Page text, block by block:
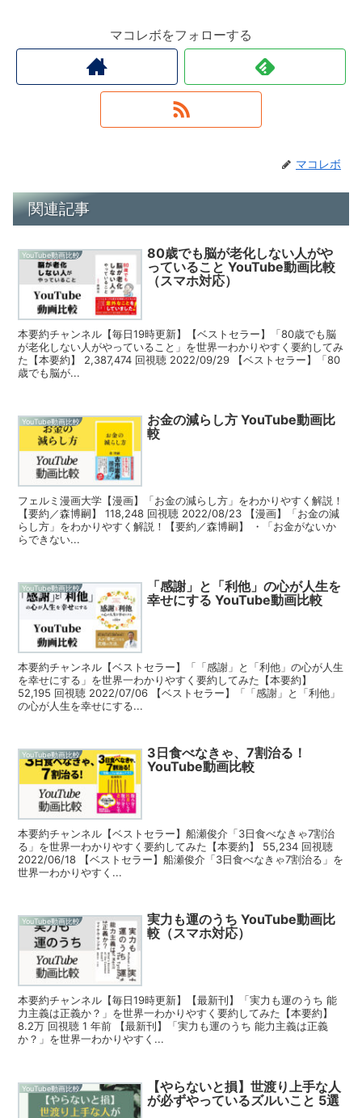
マコレボをフォローする
マコレボ
関連記事
YouTube動画比較
80歳でも脳が老化しない人がや
っていること YouTube動画比較
（スマホ対応）
本要約チャンネル【毎日19時更新】【ベストセラー】「80歳でも脳
が老化しない人がやっていること」を世界一わかりやすく要約してみ
た【本要約】 2,387,474 回視聴 2022/09/29 【ベストセラー】「80
歳でも脳が...
YouTube動画比較
お金の減らし方 YouTube動画比
較
フェルミ漫画大学【漫画】「お金の減らし方」をわかりやすく解説！
【要約／森博嗣】 118,248 回視聴 2022/08/23 【漫画】「お金の減
らし方」をわかりやすく解説！【要約／森博嗣】 ・「お金がないか
らできない...
YouTube動画比較
「感謝」と「利他」の心が人生を
幸せにする YouTube動画比較
本要約チャンネル【ベストセラー】「「感謝」と「利他」の心が人生
を幸せにする」を世界一わかりやすく要約してみた【本要約】
52,195 回視聴 2022/07/06 【ベストセラー】「「感謝」と「利他」
の心が人生を幸せにする...
YouTube動画比較
3日食べなきゃ、7割治る！
YouTube動画比較
本要約チャンネル【ベストセラー】船瀬俊介「3日食べなきゃ7割治
る」を世界一わかりやすく要約してみた【本要約】 55,234 回視聴
2022/06/18 【ベストセラー】船瀬俊介「3日食べなきゃ7割治る」を
世界一わかりやすく...
YouTube動画比較
実力も運のうち YouTube動画比
較（スマホ対応）
本要約チャンネル【毎日19時更新】【最新刊】「実力も運のうち 能
力主義は正義か？」を世界一わかりやすく要約してみた【本要約】
8.2万 回視聴 1 年前 【最新刊】「実力も運のうち 能力主義は正義
か？」を世界一わかりやすく...
YouTube動画比較
【やらないと損】世渡り上手な人
が必ずやっているズルいこと 5選